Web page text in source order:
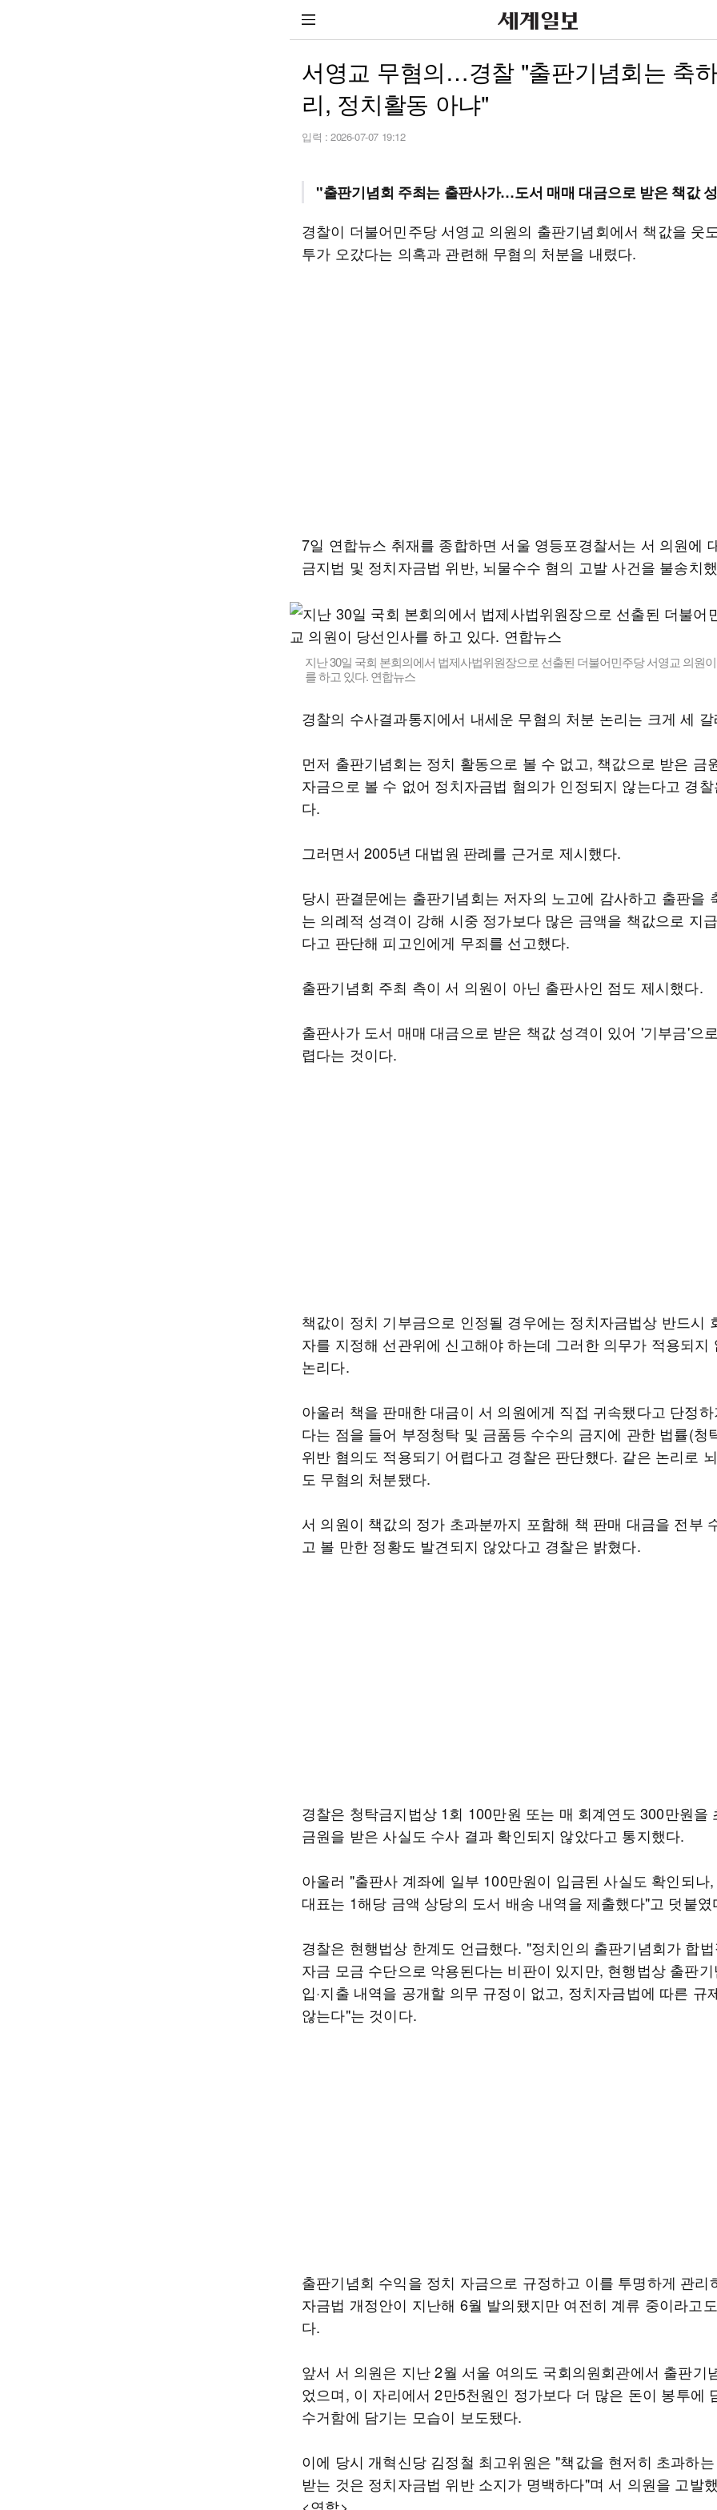
서영교 무혐의…경찰 "출판기념회는 축
리, 정치활동 아냐"
입력 : 2026-07-07 19:12
"출판기념회 주최는 출판사가…도서 매매 대금으로 받은 책값
경찰이 더불어민주당 서영교 의원의 출판기념회에서 책값을 웃
투가 오갔다는 의혹과 관련해 무혐의 처분을 내렸다.
7일 연합뉴스 취재를 종합하면 서울 영등포경찰서는 서 의원에
금지법 및 정치자금법 위반, 뇌물수수 혐의 고발 사건을 불송치
지난 30일 국회 본회의에서 법제사법위원장으로 선출된 더불어민주당 서영교 의원
를 하고 있다. 연합뉴스
경찰의 수사결과통지에서 내세운 무혐의 처분 논리는 크게 세 갈
먼저 출판기념회는 정치 활동으로 볼 수 없고, 책값으로 받은 금
자금으로 볼 수 없어 정치자금법 혐의가 인정되지 않는다고 경찰
다.
그러면서 2005년 대법원 판례를 근거로 제시했다.
당시 판결문에는 출판기념회는 저자의 노고에 감사하고 출판을
는 의례적 성격이 강해 시중 정가보다 많은 금액을 책값으로 지
다고 판단해 피고인에게 무죄를 선고했다.
출판기념회 주최 측이 서 의원이 아닌 출판사인 점도 제시했다.
출판사가 도서 매매 대금으로 받은 책값 성격이 있어 '기부금'으
렵다는 것이다.
책값이 정치 기부금으로 인정될 경우에는 정치자금법상 반드시
자를 지정해 선관위에 신고해야 하는데 그러한 의무가 적용되지
논리다.
아울러 책을 판매한 대금이 서 의원에게 직접 귀속됐다고 단정하
다는 점을 들어 부정청탁 및 금품등 수수의 금지에 관한 법률(청
위반 혐의도 적용되기 어렵다고 경찰은 판단했다. 같은 논리로
도 무혐의 처분됐다.
서 의원이 책값의 정가 초과분까지 포함해 책 판매 대금을 전부
고 볼 만한 정황도 발견되지 않았다고 경찰은 밝혔다.
경찰은 청탁금지법상 1회 100만원 또는 매 회계연도 300만원을
금원을 받은 사실도 수사 결과 확인되지 않았다고 통지했다.
아울러 "출판사 계좌에 일부 100만원이 입금된 사실도 확인되나
대표는 1해당 금액 상당의 도서 배송 내역을 제출했다"고 덧붙였
경찰은 현행법상 한계도 언급했다. "정치인의 출판기념회가 합
자금 모금 수단으로 악용된다는 비판이 있지만, 현행법상 출판
입·지출 내역을 공개할 의무 규정이 없고, 정치자금법에 따른 규
않는다"는 것이다.
출판기념회 수익을 정치 자금으로 규정하고 이를 투명하게 관리
자금법 개정안이 지난해 6월 발의됐지만 여전히 계류 중이라고
다.
앞서 서 의원은 지난 2월 서울 여의도 국회의원회관에서 출판기
었으며, 이 자리에서 2만5천원인 정가보다 더 많은 돈이 봉투에
수거함에 담기는 모습이 보도됐다.
이에 당시 개혁신당 김정철 최고위원은 "책값을 현저히 초과하
받는 것은 정치자금법 위반 소지가 명백하다"며 서 의원을 고발